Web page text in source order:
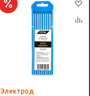
Электрод